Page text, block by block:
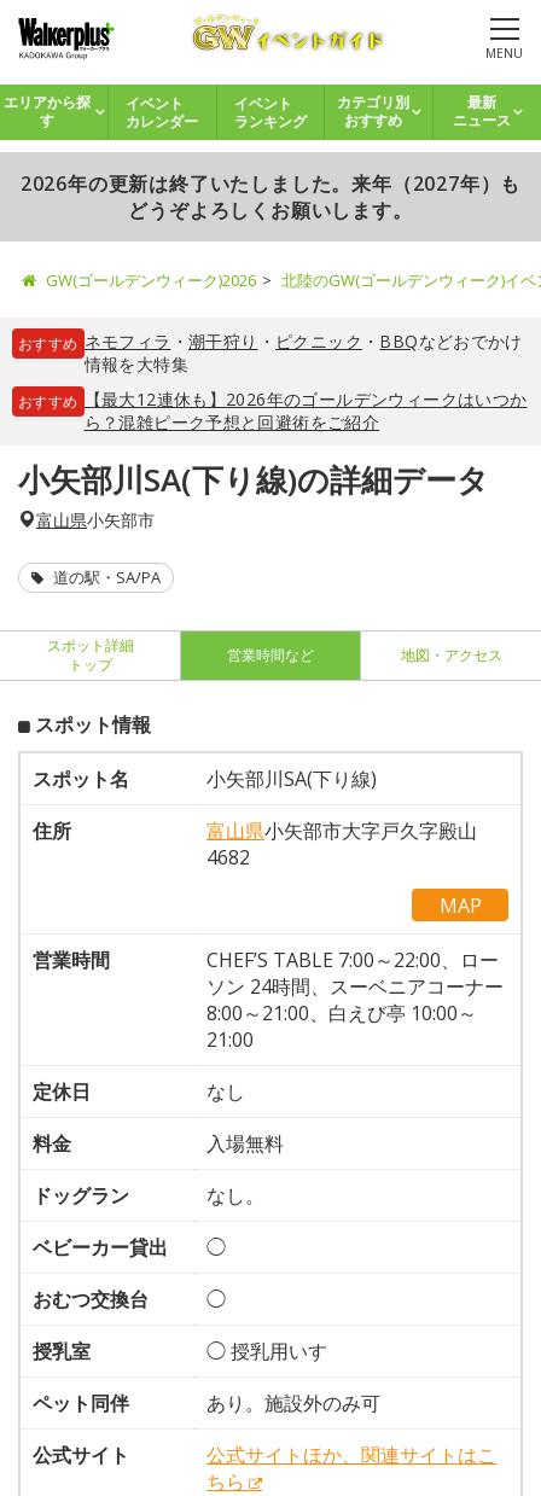
MENU
エリアから探
す
イベント
カレンダー
イベント
ランキング
カテゴリ別
おすすめ
最新
ニュース
2026年の更新は終了いたしました。来年（2027年）も
どうぞよろしくお願いします。
GW(ゴールデンウィーク)2026 北陸のGW(ゴールデンウィーク)イ
おすすめ ネモフィラ ・ 潮干狩り ・ ピクニック ・ BBQなどおでかけ
情報を大特集
おすすめ
【最大12連休も】2026年のゴールデンウィークはいつか
ら？混雑ピーク予想と回避術をご紹介
小矢部川SA(下り線)の詳細データ
富山県小矢部市
道の駅・SA/PA
スポット詳細
トップ
営業時間など 地図・アクセス
スポット情報
スポット名
小矢部川SA(下り線)
住所
富山県小矢部市大字戸久字殿山
4682
MAP
営業時間
CHEF’S TABLE 7:00～22:00、ロー
ソン 24時間、スーベニアコーナー
8:00～21:00、白えび亭 10:00～
21:00
定休日
なし
料金
入場無料
ドッグラン
なし。
ベビーカー貸出
◯
おむつ交換台
◯
授乳室
◯ 授乳用いす
ペット同伴
あり。施設外のみ可
公式サイト
公式サイトほか、関連サイトはこ
ちら